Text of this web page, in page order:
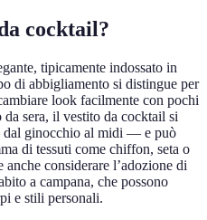
cocktail?
tipicamente indossato in
di abbigliamento si distingue per
look facilmente con pochi
sera, il vestito da cocktail si
ginocchio al midi — e può
di tessuti come chiffon, seta o
considerare l’adozione di
a campana, che possono
e stili personali.